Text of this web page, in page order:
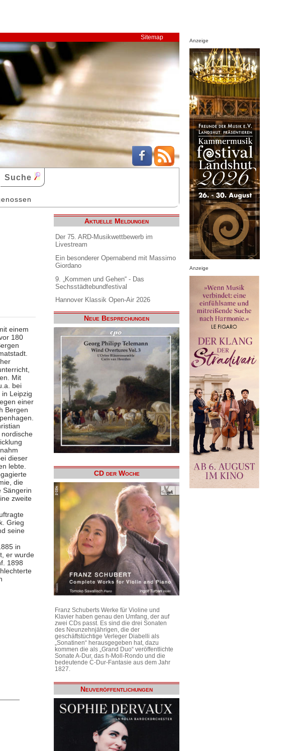
Sitemap
Suche
einem
180
Mit
bei
Leipzig
einer
Bergen
dieser
lebte.
die
Sängerin
zweite
Grieg
seine
in
er wurde
1898
Aktuelle Meldungen
Der 75. ARD-Musikwettbewerb im
Livestream
Ein besonderer Opernabend mit Massimo
Giordano
9. „Kommen und Gehen“ - Das
Sechsstädtebundfestival
Hannover Klassik Open-Air 2026
Neue Besprechungen
CD der Woche
Franz Schuberts Werke für Violine und
Klavier haben genau den Umfang, der auf
zwei CDs passt. Es sind die drei Sonaten
des Neunzehnjährigen, die der
geschäftstüchtige Verleger Diabelli als
„Sonatinen“ herausgegeben hat, dazu
kommen die als „Grand Duo“ veröffentlichte
Sonate A-Dur, das h-Moll-Rondo und die
bedeutende C-Dur-Fantasie aus dem Jahr
1827.
Neuveröffentlichungen
Anzeige
Anzeige